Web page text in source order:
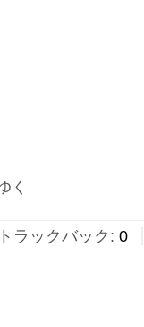
く
トラックバック: 0